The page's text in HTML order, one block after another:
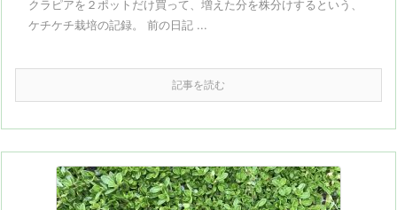
クラピアを２ポットだけ買って、増えた分を株分けするという、
ケチケチ栽培の記録。 前の日記 ...
記事を読む